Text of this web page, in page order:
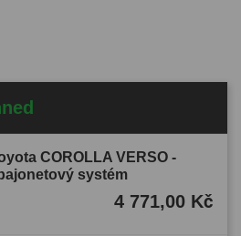
COROLLA VERSO -
systém
4 771,00 Kč